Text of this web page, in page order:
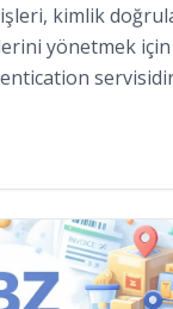
kimlik
yönetmek için